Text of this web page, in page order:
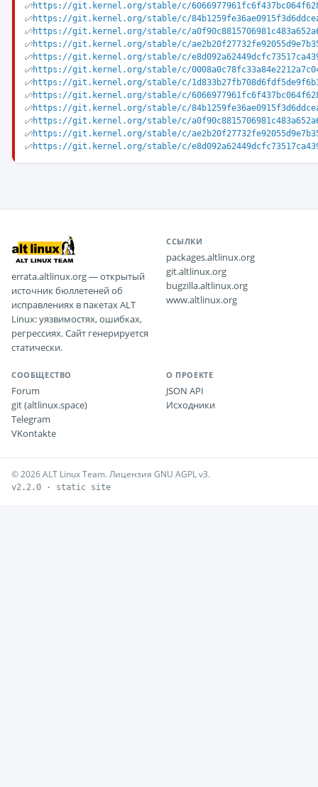
https://git.kernel.org/stable/c/
https://git.kernel.org/stable/c/
https://git.kernel.org/stable/c/
https://git.kernel.org/stable/c/
https://git.kernel.org/stable/c/
https://git.kernel.org/stable/c/
https://git.kernel.org/stable/c/
https://git.kernel.org/stable/c/
https://git.kernel.org/stable/c/
https://git.kernel.org/stable/c/
https://git.kernel.org/stable/c/
https://git.kernel.org/stable/c/
errata.altlinux.org — открытый
источник бюллетеней об
исправлениях в пакетах ALT
Linux: уязвимостях, ошибках,
регрессиях. Сайт генерируется
статически.
ССЫЛКИ
packages.altlinux.org
git.altlinux.org
bugzilla.altlinux.org
www.altlinux.org
СООБЩЕСТВО
Forum
git (altlinux.space)
Telegram
VKontakte
О ПРОЕКТЕ
JSON API
Исходники
© 2026 ALT Linux Team. Лицензия GNU AGPL v3.
v2.2.0 · static site